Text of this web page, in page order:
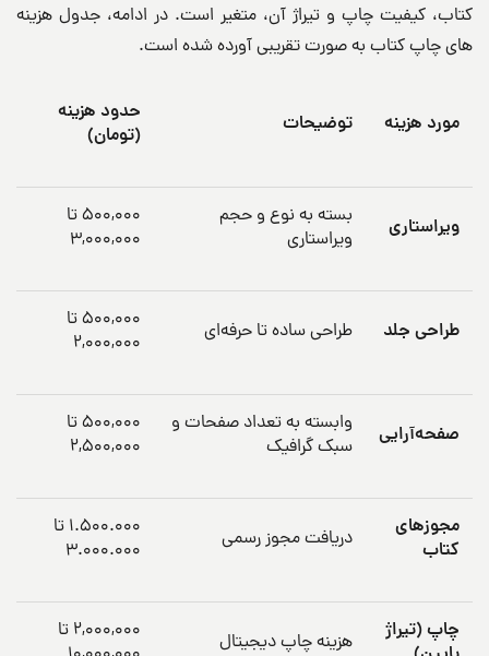
کتاب، کیفیت چاپ و تیراژ آن، متغیر است. در ادامه، جدول هزینه
های چاپ کتاب به صورت تقریبی آورده شده است.
مورد هزینه توضیحات
حدود هزینه
(تومان)
ویراستاری
بسته به نوع و حجم
ویراستاری
۵۰۰,۰۰۰ تا
۳,۰۰۰,۰۰۰
طراحی جلد طراحی ساده تا حرفه‌ای
۵۰۰,۰۰۰ تا
۲,۰۰۰,۰۰۰
صفحه‌آرایی
وابسته به تعداد صفحات و
سبک گرافیک
۵۰۰,۰۰۰ تا
۲,۵۰۰,۰۰۰
مجوزهای
کتاب
دریافت مجوز رسمی
1.500.000 تا
3.000.000
چاپ (تیراژ
هزینه چاپ دیجیتال
۲,۰۰۰,۰۰۰ تا